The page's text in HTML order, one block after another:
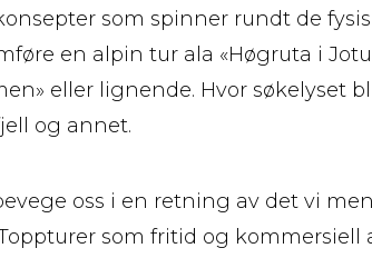
som spinner rundt de
en alpin tur ala «Høgruta i
eller lignende. Hvor søkelyset
og annet.
oss i en retning av det vi
som fritid og kommersiell